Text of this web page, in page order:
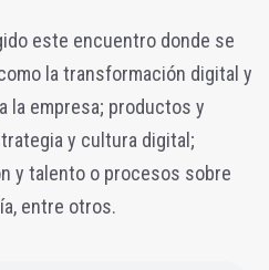
este encuentro donde se
la transformación digital y
la empresa; productos y
y cultura digital;
y talento o procesos sobre
entre otros.